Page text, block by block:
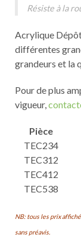
Résiste à la
Acrylique
différentes
grandeurs et la
Pour de plus
vigueur,
Pièce
TEC234
TEC312
TEC412
TEC538
NB: tous les prix
sans préavis.